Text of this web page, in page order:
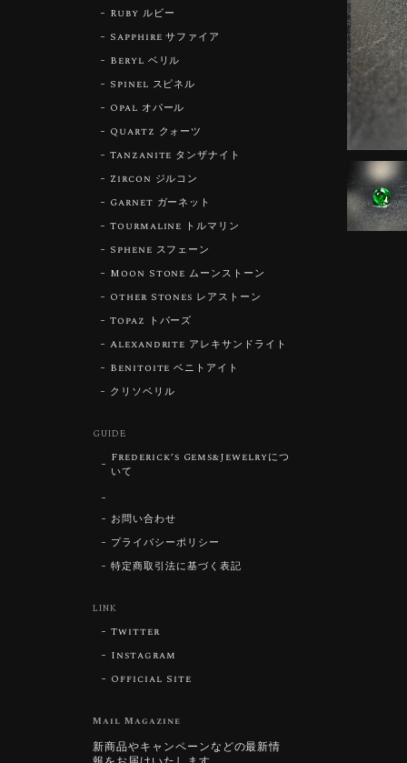
Ruby ルビー
Sapphire サファイア
Beryl ベリル
Spinel スピネル
Opal オパール
Quartz クォーツ
Tanzanite タンザナイト
Zircon ジルコン
Garnet ガーネット
Tourmaline トルマリン
Sphene スフェーン
Moon Stone ムーンストーン
Other Stones レアストーン
Topaz トパーズ
Alexandrite アレキサンドライト
Benitoite ベニトアイト
クリソベリル
GUIDE
Frederick’s Gems&Jewelryにつ
いて
お問い合わせ
プライバシーポリシー
特定商取引法に基づく表記
LINK
Twitter
Instagram
Official Site
Mail Magazine
新商品やキャンペーンなどの最新情